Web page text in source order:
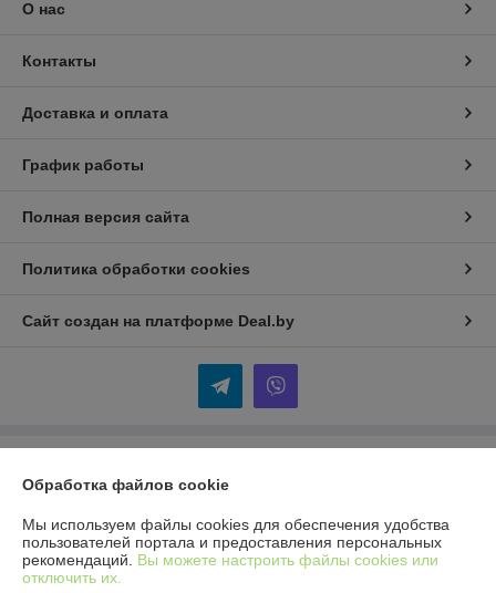
О нас
Контакты
Доставка и оплата
График работы
Полная версия сайта
Политика обработки cookies
Сайт создан на платформе Deal.by
220004 г. Минск, ул. Амураторская, 4/2, пом. 101
Регистрационный номер ЕГР: 193602811
Обработка файлов cookie
Мы используем файлы cookies для обеспечения удобства
пользователей портала и предоставления персональных
рекомендаций. Вы можете настроить файлы cookies или
отключить их.